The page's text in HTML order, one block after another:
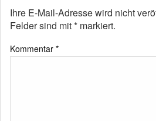
Ihre E-Mail-Adresse wird nicht
Felder sind mit* markiert.
Kommentar *